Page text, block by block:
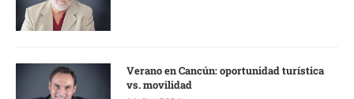
Verano en Cancún: oportunidad turística
vs. movilidad